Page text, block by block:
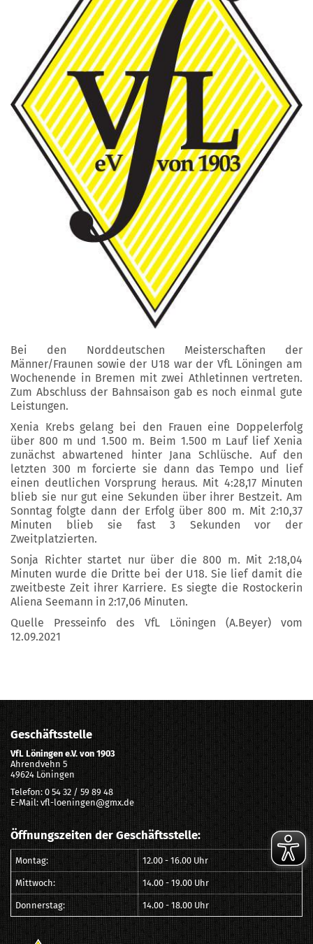
Bei den Norddeutschen Meisterschaften der
Männer/Fraunen sowie der U18 war der VfL Löningen am
Wochenende in Bremen mit zwei Athletinnen vertreten.
Zum Abschluss der Bahnsaison gab es noch einmal gute
Leistungen.
Xenia Krebs gelang bei den Frauen eine Doppelerfolg
über 800 m und 1.500 m. Beim 1.500 m Lauf lief Xenia
zunächst abwartened hinter Jana Schlüsche. Auf den
letzten 300 m forcierte sie dann das Tempo und lief
einen deutlichen Vorsprung heraus. Mit 4:28,17 Minuten
blieb sie nur gut eine Sekunden über ihrer Bestzeit. Am
Sonntag folgte dann der Erfolg über 800 m. Mit 2:10,37
Minuten blieb sie fast 3 Sekunden vor der
Zweitplatzierten.
Sonja Richter startet nur über die 800 m. Mit 2:18,04
Minuten wurde die Dritte bei der U18. Sie lief damit die
zweitbeste Zeit ihrer Karriere. Es siegte die Rostockerin
Aliena Seemann in 2:17,06 Minuten.
Quelle Presseinfo des VfL Löningen (A.Beyer) vom
12.09.2021
Geschäftsstelle
VfL Löningen e.V. von 1903
Ahrendvehn 5
49624 Löningen
Telefon: 0 54 32 / 59 89 48
E-Mail: vfl-loeningen@gmx.de
Öffnungszeiten der Geschäftsstelle:
Montag: 12.00 - 16.00 Uhr
Mittwoch: 14.00 - 19.00 Uhr
Donnerstag: 14.00 - 18.00 Uhr